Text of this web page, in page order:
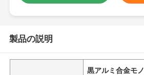
製品の説明
黒アルミ合金モ